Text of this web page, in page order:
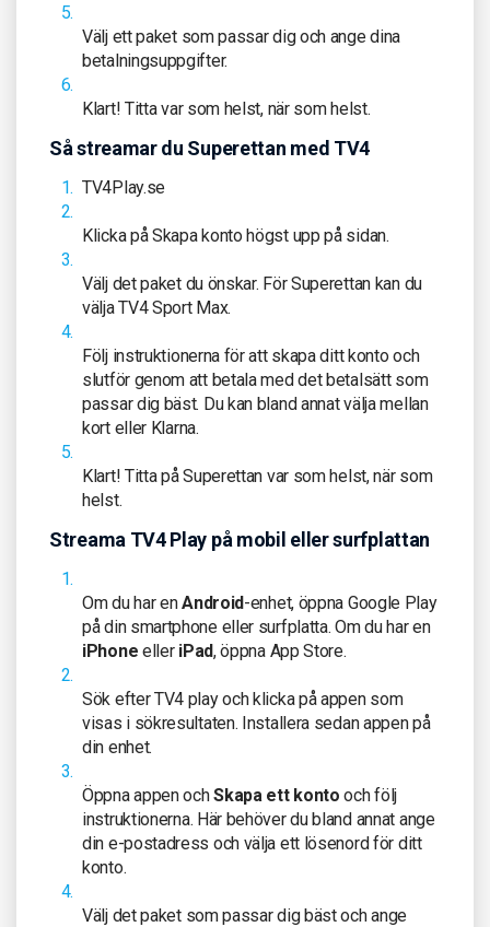
Välj ett paket som passar dig och ange dina
betalningsuppgifter.
Klart! Titta var som helst, när som helst.
Så streamar du Superettan med TV4
TV4Play.se
Klicka på Skapa konto högst upp på sidan.
Välj det paket du önskar. För Superettan kan du
välja TV4 Sport Max.
Följ instruktionerna för att skapa ditt konto och
slutför genom att betala med det betalsätt som
passar dig bäst. Du kan bland annat välja mellan
kort eller Klarna.
Klart! Titta på Superettan var som helst, när som
helst.
Streama TV4 Play på mobil eller surfplattan
Om du har enAndroid-enhet, öppna Google Play
på din smartphone eller surfplatta. Om du har en
iPhone eller iPad, öppna App Store.
Sök efter TV4 play och klicka på appen som
visas i sökresultaten. Installera sedan appen på
din enhet.
Öppna appen ochSkapa ett konto och följ
instruktionerna. Här behöver du bland annat ange
din e-postadress och välja ett lösenord för ditt
konto.
Välj det paket som passar dig bäst och ange